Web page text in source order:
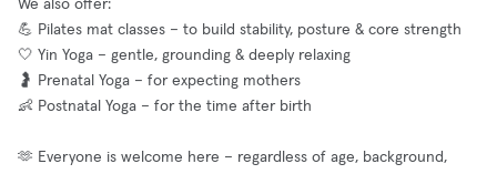
We also offer:
💪 Pilates mat classes – to build stability, posture & core strength
🤍 Yin Yoga – gentle, grounding & deeply relaxing
🤰 Prenatal Yoga – for expecting mothers
👶 Postnatal Yoga – for the time after birth
🫶 Everyone is welcome here – regardless of age, background,